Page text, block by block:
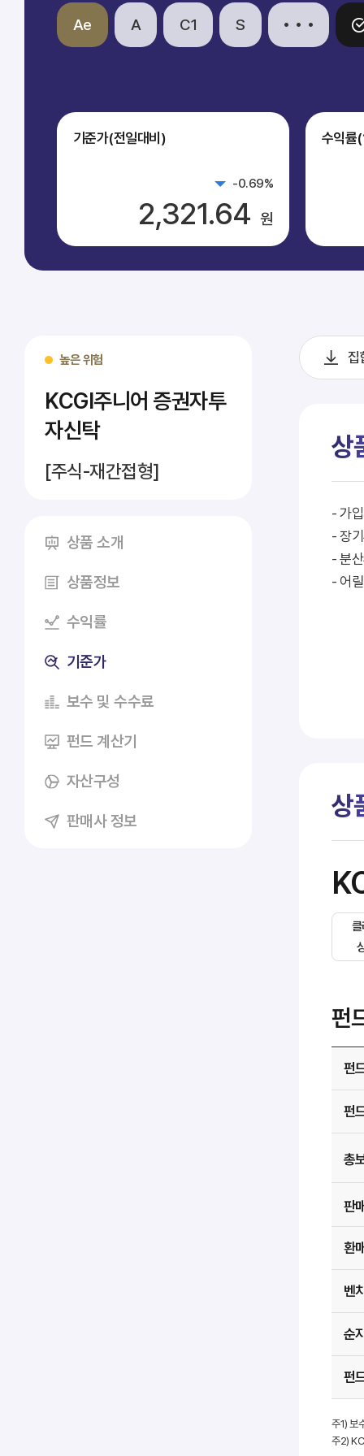
Ae A C1 S
기준가(전일대비)
-0.69%
2,321.64 원
수익률
높은 위험
KCGI주니어 증권자투
자신탁
[주식-재간접형]
상품 소개
상품정보
수익률
기준가
보수 및 수수료
펀드 계산기
자산구성
판매사 정보
집
상
- 가
- 장
- 분
- 어
상
펀
펀
펀
총
판
환
벤
순
펀
주1) 보
주2)